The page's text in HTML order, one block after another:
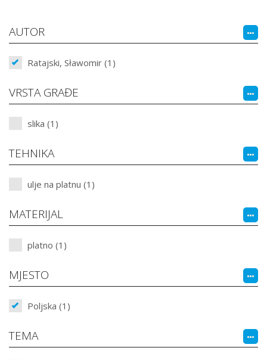
AUTOR
Ratajski, Sławomir (1)
VRSTA GRAĐE
slika (1)
TEHNIKA
ulje na platnu (1)
MATERIJAL
platno (1)
MJESTO
Poljska (1)
TEMA